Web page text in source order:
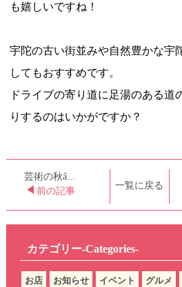
も嬉しいですね！
宇陀の古い街並みや自然豊かな宇
してもおすすめです。
ドライブの寄り道に足湯のある道
りするのはいかがですか？
芸術の秋ȃ...
前の記事
一覧に戻る
カテゴリー-Categories-
お店 お知らせ イベント グルメ